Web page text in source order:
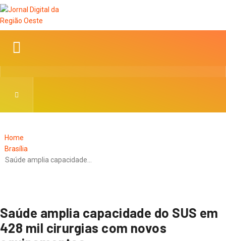
Home
Brasília
Saúde amplia capacidade…
Saúde amplia capacidade do SUS em
428 mil cirurgias com novos